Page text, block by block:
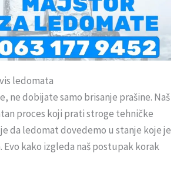
ledomata
ne dobijate samo brisanje prašine. Naš
proces koji prati stroge tehničke
da ledomat dovedemo u stanje koje je
kako izgleda naš postupak korak